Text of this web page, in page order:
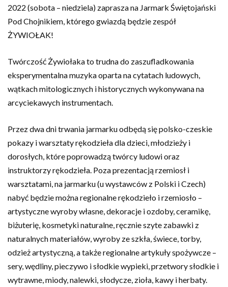
2022 (sobota – niedziela) zaprasza na Jarmark Świętojański
Pod Chojnikiem, którego gwiazdą będzie zespół
ŻYWIOŁAK!
Twórczość Żywiołaka to trudna do zaszufladkowania
eksperymentalna muzyka oparta na cytatach ludowych,
wątkach mitologicznych i historycznych wykonywana na
arcyciekawych instrumentach.
Przez dwa dni trwania jarmarku odbędą się polsko-czeskie
pokazy i warsztaty rękodzieła dla dzieci, młodzieży i
dorosłych, które poprowadzą twórcy ludowi oraz
instruktorzy rękodzieła. Poza prezentacją rzemiosł i
warsztatami, na jarmarku (u wystawców z Polski i Czech)
nabyć będzie można regionalne rękodzieło i rzemiosło –
artystyczne wyroby własne, dekoracje i ozdoby, ceramikę,
biżuterię, kosmetyki naturalne, ręcznie szyte zabawki z
naturalnych materiałów, wyroby ze szkła, świece, torby,
odzież artystyczną, a także regionalne artykuły spożywcze –
sery, wędliny, pieczywo i słodkie wypieki, przetwory słodkie i
wytrawne, miody, nalewki, słodycze, zioła, kawy i herbaty.